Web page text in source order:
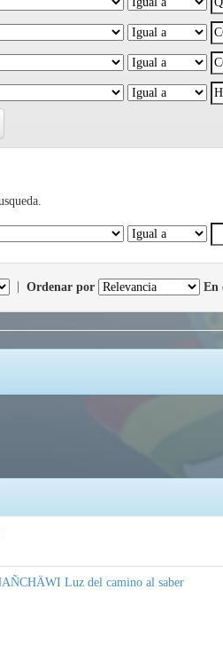
Ordenar por En
Luz del camino al saber